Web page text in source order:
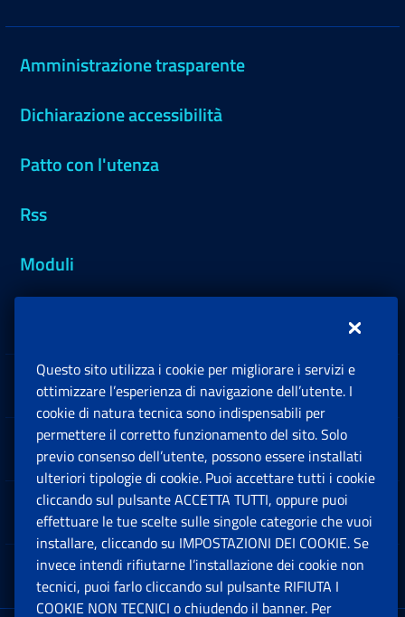
Amministrazione trasparente
Dichiarazione accessibilità
Patto con l'utenza
Rss
Moduli
Sedi e Contatti
Software
Note Legali
App mobile
Questo sito utilizza i cookie per migliorare i servizi e
ottimizzare l’esperienza di navigazione dell’utente. I
cookie di natura tecnica sono indispensabili per
permettere il corretto funzionamento del sito. Solo
previo consenso dell’utente, possono essere installati
ulteriori tipologie di cookie. Puoi accettare tutti i cookie
cliccando sul pulsante ACCETTA TUTTI, oppure puoi
effettuare le tue scelte sulle singole categorie che vuoi
installare, cliccando su IMPOSTAZIONI DEI COOKIE. Se
invece intendi rifiutarne l’installazione dei cookie non
tecnici, puoi farlo cliccando sul pulsante RIFIUTA I
COOKIE NON TECNICI o chiudendo il banner. Per